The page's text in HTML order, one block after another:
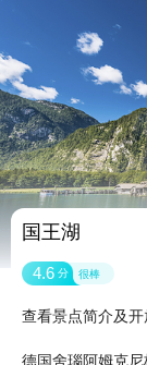
国王湖
4.6 分 很棒
查看景点简介及开
德国舍瑙阿姆克